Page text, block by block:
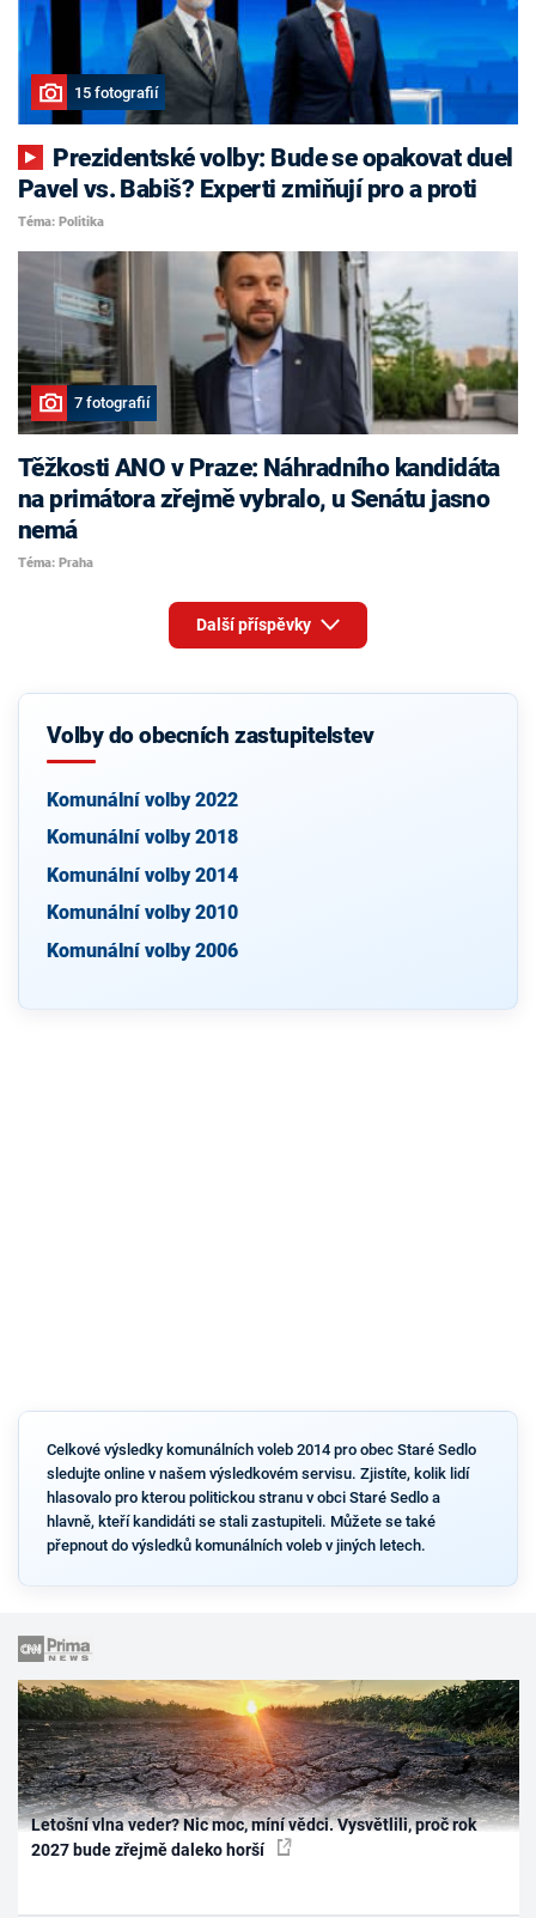
15 fotografií
Pavel vs. Babiš? Experti zmiňují pro a proti
Téma: Politika
7 fotografií
Těžkosti ANO v Praze: Náhradního kandidáta
na primátora zřejmě vybralo, u Senátu jasno
nemá
Téma: Praha
Další příspěvky
Volby do obecních zastupitelstev
Komunální volby 2022
Komunální volby 2018
Komunální volby 2014
Komunální volby 2010
Komunální volby 2006
Celkové výsledky komunálních voleb 2014 pro obec Staré Sedlo
sledujte online v našem výsledkovém servisu. Zjistíte, kolik lidí
hlasovalo pro kterou politickou stranu v obci Staré Sedlo a
hlavně, kteří kandidáti se stali zastupiteli. Můžete se také
přepnout do výsledků komunálních voleb v jiných letech.
Letošní vlna veder? Nic moc, míní vědci. Vysvětlili, proč rok
2027 bude zřejmě daleko horší